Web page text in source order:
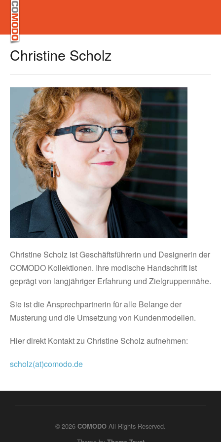
Christine Scholz
Christine Scholz ist Geschäftsführerin und Designerin der
COMODO Kollektionen. Ihre modische Handschrift ist
geprägt von langjähriger Erfahrung und Zielgruppennähe.
Sie ist die Ansprechpartnerin für alle Belange der
Musterung und die Umsetzung von Kundenmodellen.
Hier direkt Kontakt zu Christine Scholz aufnehmen:
scholz(at)comodo.de
© 2026 COMODO All Rights Reserved.